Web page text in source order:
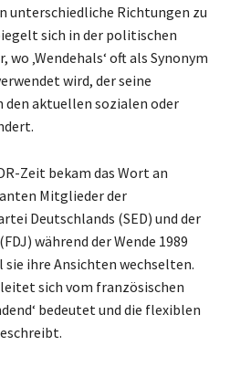
unterschiedliche Richtungen zu
sich in der politischen
‚Wendehals‘ oft als Synonym
wird, der seine
aktuellen sozialen oder
Zeit bekam das Wort an
Mitglieder der
Deutschlands (SED) und der
während der Wende 1989
ihre Ansichten wechselten.
sich vom französischen
bedeutet und die flexiblen